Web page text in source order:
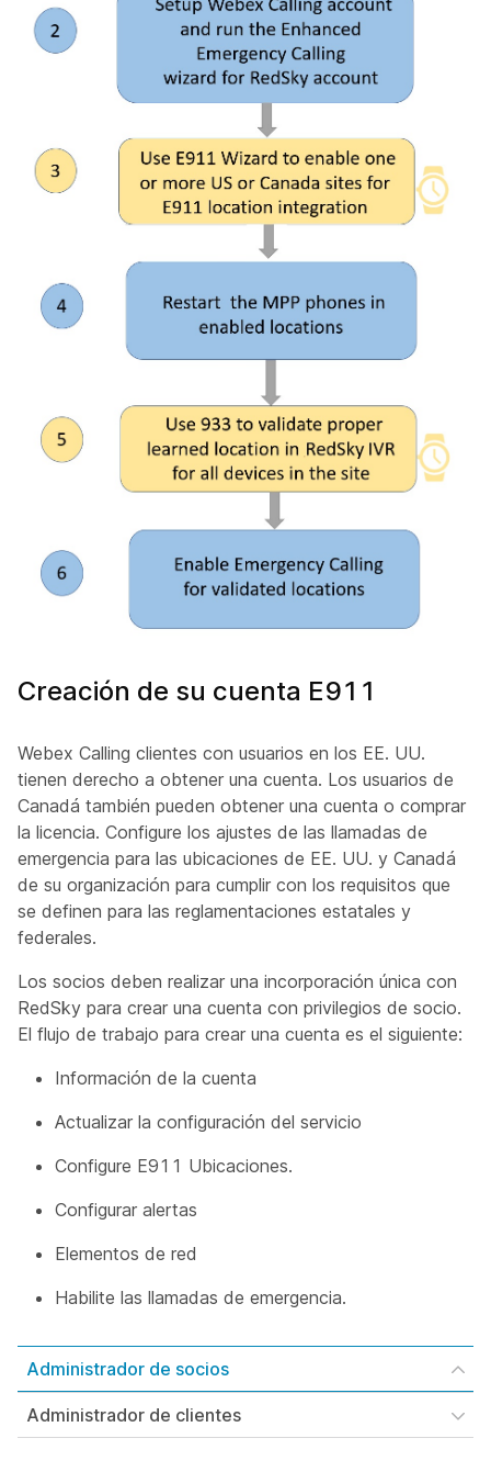
Creación de su cuenta E911
Webex Calling clientes con usuarios en los EE. UU.
tienen derecho a obtener una cuenta. Los usuarios de
Canadá también pueden obtener una cuenta o comprar
la licencia. Configure los ajustes de las llamadas de
emergencia para las ubicaciones de EE. UU. y Canadá
de su organización para cumplir con los requisitos que
se definen para las reglamentaciones estatales y
federales.
Los socios deben realizar una incorporación única con
RedSky para crear una cuenta con privilegios de socio.
El flujo de trabajo para crear una cuenta es el siguiente:
Información de la cuenta
Actualizar la configuración del servicio
Configure E911 Ubicaciones.
Configurar alertas
Elementos de red
Habilite las llamadas de emergencia.
Administrador de socios
Administrador de clientes